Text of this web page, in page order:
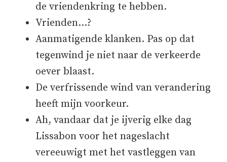
de vriendenkring te hebben.
Vrienden…?
Aanmatigende klanken. Pas op dat
tegenwind je niet naar de verkeerde
oever blaast.
De verfrissende wind van verandering
heeft mijn voorkeur.
Ah, vandaar dat je ijverig elke dag
Lissabon voor het nageslacht
vereeuwigt met het vastleggen van